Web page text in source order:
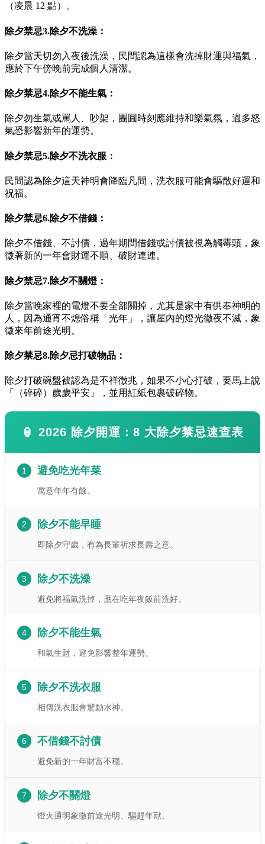
（凌晨 12 點）。
除夕禁忌3.除夕不洗澡：
除夕當天切勿入夜後洗澡，民間認為這樣會洗掉財運與福氣，
應於下午傍晚前完成個人清潔。
除夕禁忌4.除夕不能生氣：
除夕勿生氣或罵人、吵架，團圓時刻應維持和樂氣氛，過多怒
氣恐影響新年的運勢。
除夕禁忌5.除夕不洗衣服：
民間認為除夕這天神明會降臨凡間，洗衣服可能會驅散好運和
祝福。
除夕禁忌6.除夕不借錢：
除夕不借錢、不討債，過年期間借錢或討債被視為觸霉頭，象
徵著新的一年會財運不順、破財連連。
除夕禁忌7.除夕不關燈：
除夕當晚家裡的電燈不要全部關掉，尤其是家中有供奉神明的
人，因為通宵不熄俗稱「光年」，讓屋內的燈光徹夜不滅，象
徵來年前途光明。
除夕禁忌8.除夕忌打破物品：
除夕打破碗盤被認為是不祥徵兆，如果不小心打破，要馬上說
「（碎碎）歲歲平安」，並用紅紙包裹破碎物。
🏮 2026 除夕開運：8 大除夕禁忌速查表
1 避免吃光年菜
寓意年年有餘。
2 除夕不能早睡
即除夕守歲，有為長輩祈求長壽之意。
3 除夕不洗澡
避免將福氣洗掉，應在吃年夜飯前洗好。
4 除夕不能生氣
和氣生財，避免影響整年運勢。
5 除夕不洗衣服
相傳洗衣服會驚動水神。
6 不借錢不討債
避免新的一年財富不穩。
7 除夕不關燈
燈火通明象徵前途光明、驅趕年獸。